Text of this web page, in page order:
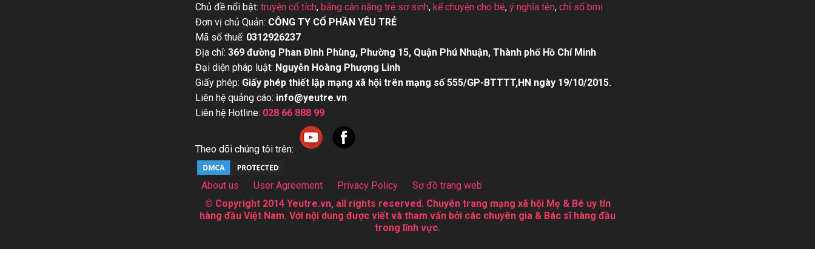
Chủ đề nổi bật: truyện cổ tích, bảng cân nặng trẻ sơ sinh, kể chuyện cho bé, ý nghĩa tên, chỉ số bmi
Đơn vị chủ Quản: CÔNG TY CỔ PHẦN YÊU TRẺ
Mã số thuế: 0312926237
Địa chỉ: 369 đường Phan Đình Phùng, Phường 15, Quận Phú Nhuận, Thành phố Hồ Chí Minh
Đại diện pháp luật: Nguyễn Hoàng Phượng Linh
Giấy phép: Giấy phép thiết lập mạng xã hội trên mạng số 555/GP-BTTTT,HN ngày 19/10/2015.
Liên hệ quảng cáo: info@yeutre.vn
Liên hệ Hotline: 028 66 888 99
Theo dõi chúng tôi trên:
About us User Agreement Privacy Policy
Sơ đồ trang web
© Copyright 2014 Yeutre.vn, all rights reserved. Chuyên trang mạng xã hội Mẹ & Bé uy tín
hàng đầu Việt Nam. Với nội dung được viết và tham vấn bởi các chuyên gia & Bác sĩ hàng đầu
trong lĩnh vực.